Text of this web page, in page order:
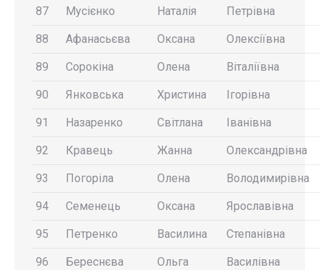
87 Мусієнко Наталія Петрівна
88 Афанасьєва Оксана Олексіївна
89 Сорокіна Олена Віталіївна
90 Янковська Христина Ігорівна
91 Назаренко Світлана Іванівна
92 Кравець Жанна Олександрівна
93 Погоріла Олена Володимирівна
94 Семенець Оксана Ярославівна
95 Петренко Василина Степанівна
96 Береснєва Ольга Василівна